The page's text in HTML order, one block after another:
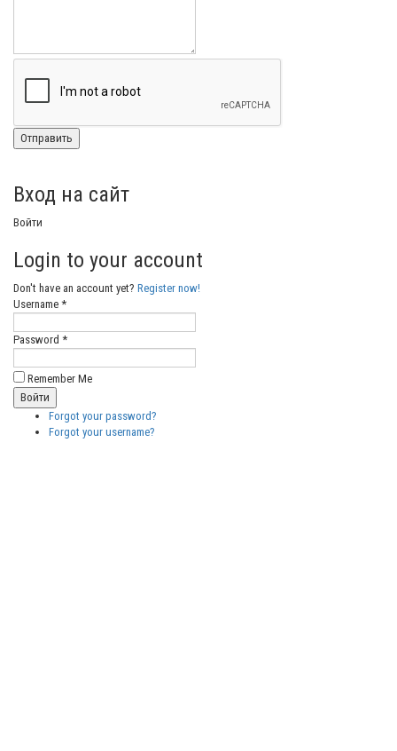
Вход на сайт
Войти
Login to your account
Don't have an account yet? Register now!
Username *
Password *
Remember Me
Forgot your password?
Forgot your username?